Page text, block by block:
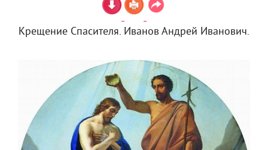
Крещение Спасителя. Иванов Андрей Иванович.